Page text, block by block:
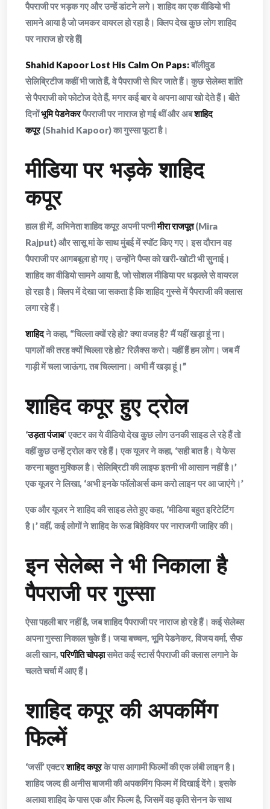
पैपराजी पर भड़क गए और उन्हें डांटने लगे। शाहिद का एक वीडियो भी
सामने आया है जो जमकर वायरल हो रहा है। क्लिप देख कुछ लोग शाहिद
पर नाराज हो रहे हैं|
Shahid Kapoor Lost His Calm On Paps:बॉलीवुड
सेलिब्रिटीज कहीं भी जाते हैं, वे पैपराजी से घिर जाते हैं। कुछ सेलेब्स शांति
से पैपराजी को फोटोज देते हैं, मगर कई बार वे अपना आपा खो देते हैं। बीते
दिनोंभूमि पेडनेकरपैपराजी पर नाराज हो गई थीं और अबशाहिद
कपूर(Shahid Kapoor) का गुस्सा फूटा है।
मीडिया पर भड़के शाहिद
कपूर
हाल ही में, अभिनेता शाहिद कपूर अपनी पत्नीमीरा राजपूत(Mira
Rajput) और सासू मां के साथ मुंबई में स्पॉट किए गए। इस दौरान वह
पैपराजी पर आगबबूला हो गए। उन्होंने पैप्स को खरी-खोटी भी सुनाई।
शाहिद का वीडियो सामने आया है, जो सोशल मीडिया पर धड़ल्ले से वायरल
हो रहा है। क्लिप में देखा जा सकता है कि शाहिद गुस्से में पैपराजी की क्लास
लगा रहे हैं।
शाहिदने कहा, “चिल्ला क्यों रहे हो? क्या वजह है? मैं यहीं खड़ा हूं ना।
पागलों की तरह क्यों चिल्ला रहे हो? रिलैक्स करो। यहीं हैं हम लोग। जब मैं
गाड़ी में चला जाऊंगा, तब चिल्लाना। अभी मैं खड़ा हूं।”
शाहिद कपूर हुए ट्रोल
‘उड़ता पंजाब‘ एक्टर का ये वीडियो देख कुछ लोग उनकी साइड ले रहे हैं तो
वहीं कुछ उन्हें ट्रोल कर रहे हैं। एक यूजर ने कहा, ‘सही बात है। ये फेस
करना बहुत मुश्किल है। सेलिब्रिटी की लाइफ इतनी भी आसान नहीं है।’
एक यूजर ने लिखा, ‘अभी इनके फॉलोअर्स कम करो लाइन पर आ जाएंगे।’
एक और यूजर ने शाहिद की साइड लेते हुए कहा, ‘मीडिया बहुत इरिटेटिंग
है।’ वहीं, कई लोगों ने शाहिद के रूड बिहेवियर पर नाराजगी जाहिर की।
इन सेलेब्स ने भी निकाला है
पैपराजी पर गुस्सा
ऐसा पहली बार नहीं है, जब शाहिद पैपराजी पर नाराज हो रहे हैं। कई सेलेब्स
अपना गुस्सा निकाल चुके हैं। जया बच्चन, भूमि पेडनेकर, विजय वर्मा, सैफ
अली खान,परिणीति चोपड़ासमेत कई स्टार्स पैपराजी की क्लास लगाने के
चलते चर्चा में आए हैं।
शाहिद कपूर की अपकमिंग
फिल्में
‘जर्सी’ एक्टरशाहिद कपूरके पास आगामी फिल्मों की एक लंबी लाइन है।
शाहिद जल्द ही अनीस बाजमी की अपकमिंग फिल्म में दिखाई देंगे। इसके
अलावा शाहिद के पास एक और फिल्म है, जिसमें वह कृति सेनन के साथ